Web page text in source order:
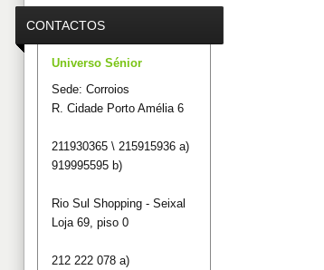
CONTACTOS
Universo Sénior
Sede: Corroios
R. Cidade Porto Amélia 6
211930365 \ 215915936 a)
919995595 b)
Rio Sul Shopping - Seixal
Loja 69, piso 0
212 222 078 a)